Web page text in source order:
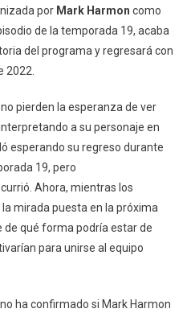
por Mark Harmon como
de la temporada 19, acaba
del programa y regresará con
2022.
pierden la esperanza de ver
a su personaje en
esperando su regreso durante
19, pero
Ahora, mientras los
mirada puesta en la próxima
qué forma podría estar de
para unirse al equipo
ha confirmado si Mark Harmon